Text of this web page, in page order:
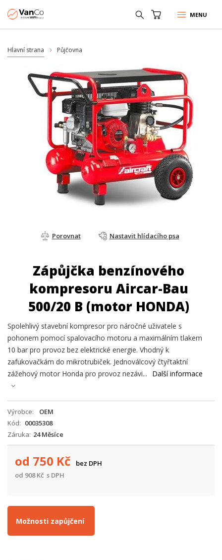
MENU
Hlavní strana Půjčovna
Porovnat Nastavit hlídacího psa
Zápůjčka benzínového
kompresoru Aircar-Bau
500/20 B (motor HONDA)
Spolehlivý stavební kompresor pro náročné uživatele s
pohonem pomocí spalovacího motoru a maximálním tlakem
10 bar pro provoz bez elektrické energie. Vhodný k
zafukovačkám do mikrotrubiček. Jednoválcový čtyřtaktní
zážehový motor Honda pro provoz nezávi...
Další informace
Výrobce
OEM
Kód
00035308
Záruka 24 Měsíce
Možnosti zapůjčení
od 750 Kč
bez DPH
od 908Kč s DPH